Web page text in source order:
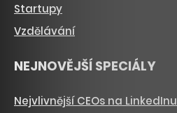
Startupy
Vzdělávání
NEJNOVĚJŠÍ SPECIÁLY
Nejvlivnější CEOs na LinkedInu